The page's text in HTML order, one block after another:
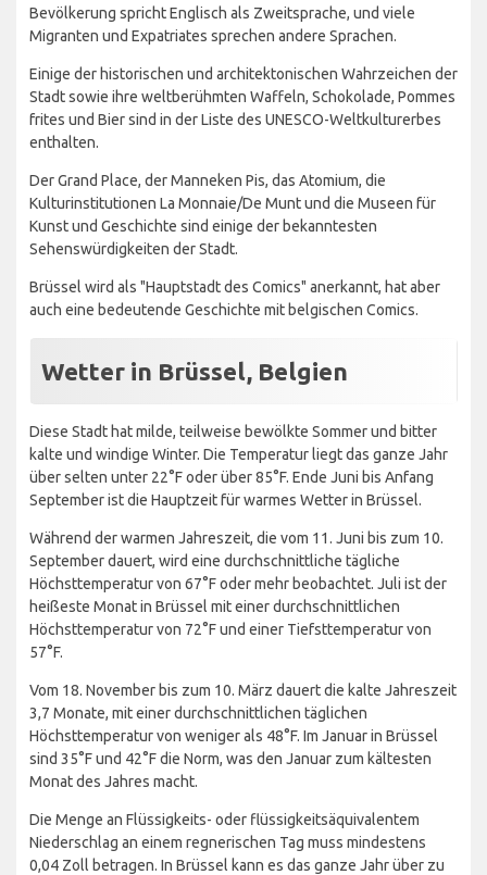
Bevölkerung spricht Englisch als Zweitsprache, und viele
Migranten und Expatriates sprechen andere Sprachen.
Einige der historischen und architektonischen Wahrzeichen der
Stadt sowie ihre weltberühmten Waffeln, Schokolade, Pommes
frites und Bier sind in der Liste des UNESCO-Weltkulturerbes
enthalten.
Der Grand Place, der Manneken Pis, das Atomium, die
Kulturinstitutionen La Monnaie/De Munt und die Museen für
Kunst und Geschichte sind einige der bekanntesten
Sehenswürdigkeiten der Stadt.
Brüssel wird als "Hauptstadt des Comics" anerkannt, hat aber
auch eine bedeutende Geschichte mit belgischen Comics.
Wetter in Brüssel, Belgien
Diese Stadt hat milde, teilweise bewölkte Sommer und bitter
kalte und windige Winter. Die Temperatur liegt das ganze Jahr
über selten unter 22°F oder über 85°F. Ende Juni bis Anfang
September ist die Hauptzeit für warmes Wetter in Brüssel.
Während der warmen Jahreszeit, die vom 11. Juni bis zum 10.
September dauert, wird eine durchschnittliche tägliche
Höchsttemperatur von 67°F oder mehr beobachtet. Juli ist der
heißeste Monat in Brüssel mit einer durchschnittlichen
Höchsttemperatur von 72°F und einer Tiefsttemperatur von
57°F.
Vom 18. November bis zum 10. März dauert die kalte Jahreszeit
3,7 Monate, mit einer durchschnittlichen täglichen
Höchsttemperatur von weniger als 48°F. Im Januar in Brüssel
sind 35°F und 42°F die Norm, was den Januar zum kältesten
Monat des Jahres macht.
Die Menge an Flüssigkeits- oder flüssigkeitsäquivalentem
Niederschlag an einem regnerischen Tag muss mindestens
0,04 Zoll betragen. In Brüssel kann es das ganze Jahr über zu